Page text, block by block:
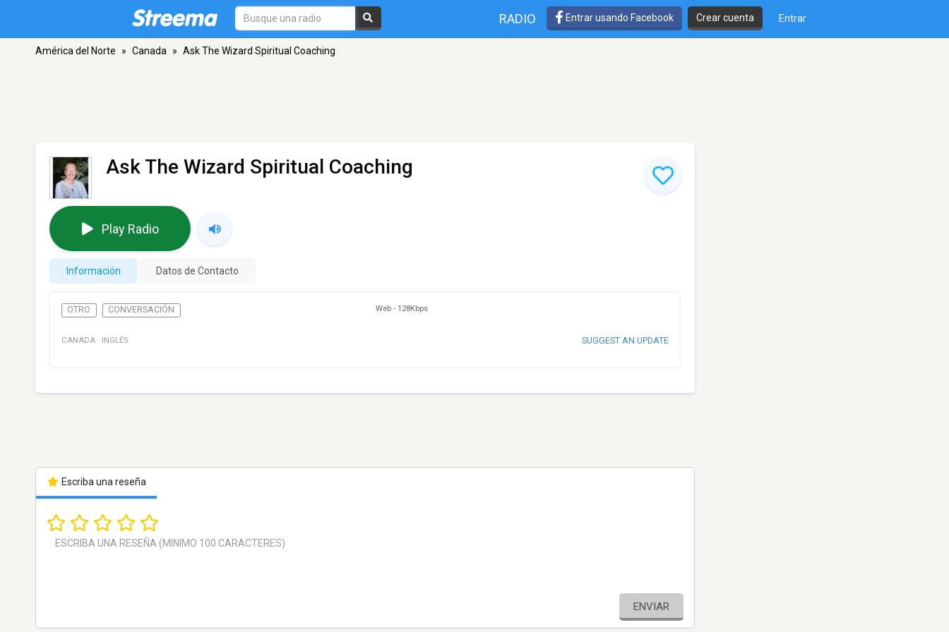
RADIO Entrar usando Facebook Crear cuenta Entrar
América del Norte » Canada » Ask The Wizard Spiritual Coaching
Ask The Wizard Spiritual Coaching
Play Radio
Información Datos de Contacto
OTRO CONVERSACIÓN Web - 128Kbps
CANADA · INGLÉS SUGGEST AN UPDATE
Escriba una reseña
ENVIAR